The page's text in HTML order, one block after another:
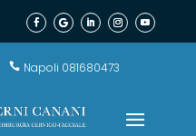
 Napoli 081680473